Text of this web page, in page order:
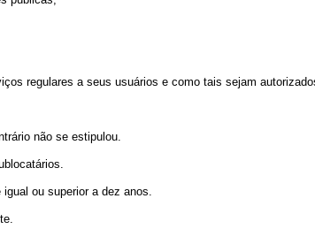
regulares a seus usuários e como tais sejam
não se estipulou.
ou superior a dez anos.